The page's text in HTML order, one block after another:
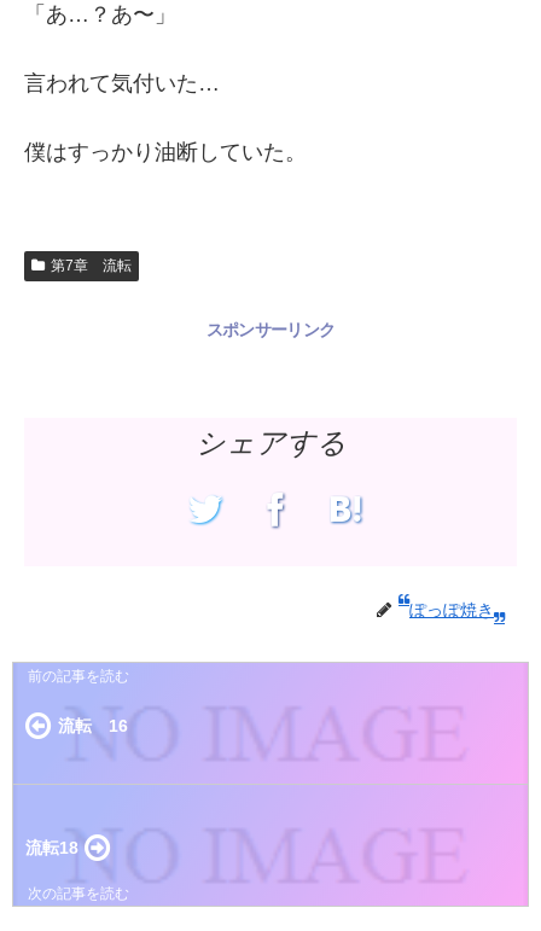
「あ…？あ〜」
言われて気付いた…
僕はすっかり油断していた。
第7章 流転
スポンサーリンク
シェアする
ぽっぽ焼き
流転 16
流転18